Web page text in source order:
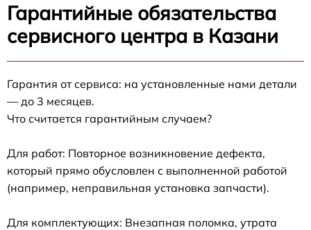
Гарантийные обязательства
сервисного центра в Казани
Гарантия от сервиса: на установленные нами детали
— до 3 месяцев.
Что считается гарантийным случаем?
Для работ: Повторное возникновение дефекта,
который прямо обусловлен с выполненной работой
(например, неправильная установка запчасти).
Для комплектующих: Внезапная поломка, утрата